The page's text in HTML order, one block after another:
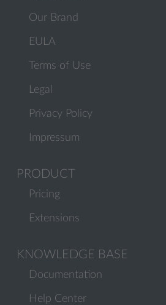
Our Brand
EULA
Terms of Use
Legal
Privacy Policy
Impressum
PRODUCT
Pricing
Extensions
KNOWLEDGE BASE
Documentation
Help Center